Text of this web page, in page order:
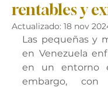
rentables y
Actualizado: 18 nov
Las pequeñas y
en Venezuela
en un entorno
embargo,